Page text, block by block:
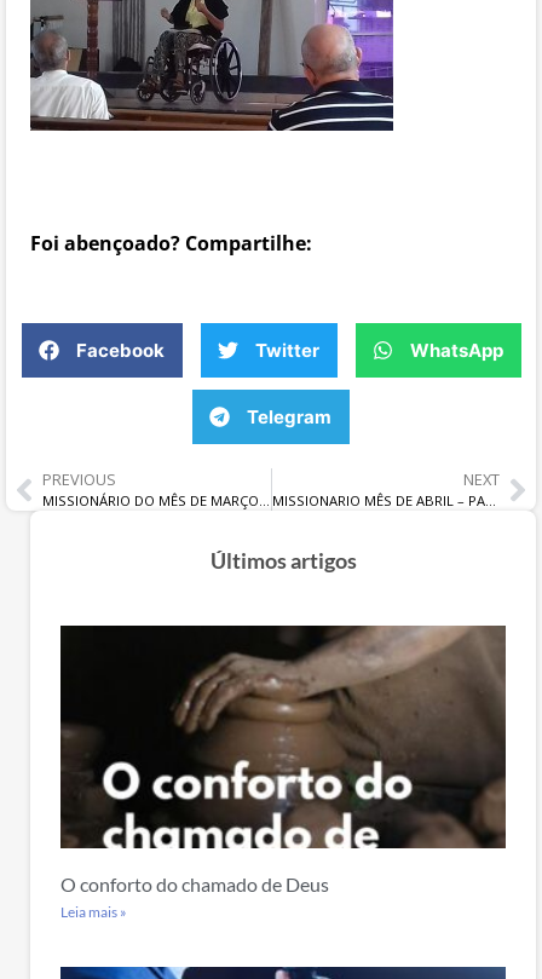
Foi abençoado? Compartilhe:
Facebook Twitter WhatsApp
Telegram
PREVIOUS
MISSIONÁRIO DO MÊS DE MARÇO : Harley Torres e família
NEXT
MISSIONARIO MÊS DE ABRIL – PASTOR RAIMUNDO ALMEIDA E FAMILIA
Últimos artigos
O conforto do chamado de Deus
Leia mais »